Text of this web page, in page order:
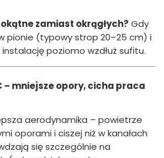
zamiast okrągłych? Gdy
pionie (typowy strop 20–25 cm) i
poziomo wzdłuż sufitu.
– mniejsze opory, cicha praca
aerodynamika – powietrze
oporami i ciszej niż w kanałach
się szczególnie na